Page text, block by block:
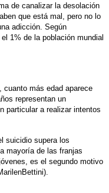
de canalizar la desolación
que está mal, pero no lo
adicción. Según
1% de la población mundial
cuanto más edad aparece
representan un
particular a realizar intentos
suicidio supera los
mayoría de las franjas
es el segundo motivo
Bettini).